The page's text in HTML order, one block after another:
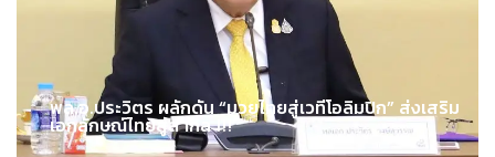
พล.อ.ประวิตร ผลักดัน “มวยไทยสู่เวทีโอลิมปิก” ส่งเสริม
เอกลักษณ์ไทยสู่สากล !!!